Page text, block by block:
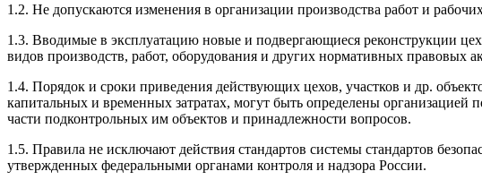
1.2. Не допускаются изменения в организации производства работ и
1.3. Вводимые в эксплуатацию новые и подвергающиеся реконструкции
видов производств, работ, оборудования и других нормативных правовых
1.4. Порядок и сроки приведения действующих цехов, участков и др.
капитальных и временных затратах, могут быть определены организацией
части подконтрольных им объектов и принадлежности вопросов.
1.5. Правила не исключают действия стандартов системы стандартов
утвержденных федеральными органами контроля и надзора России.